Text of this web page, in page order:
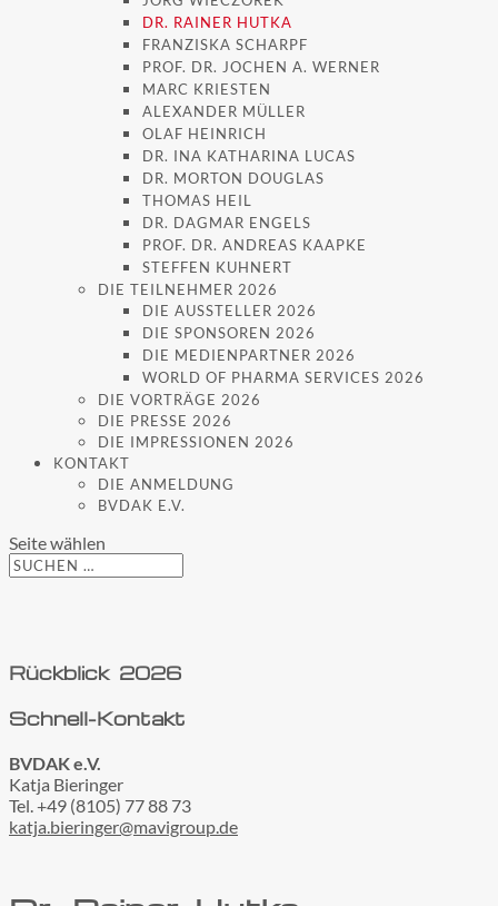
DR. RAINER HUTKA
FRANZISKA SCHARPF
PROF. DR. JOCHEN A. WERNER
MARC KRIESTEN
ALEXANDER MÜLLER
OLAF HEINRICH
DR. INA KATHARINA LUCAS
DR. MORTON DOUGLAS
THOMAS HEIL
DR. DAGMAR ENGELS
PROF. DR. ANDREAS KAAPKE
STEFFEN KUHNERT
DIE TEILNEHMER 2026
DIE AUSSTELLER 2026
DIE SPONSOREN 2026
DIE MEDIENPARTNER 2026
WORLD OF PHARMA SERVICES 2026
DIE VORTRÄGE 2026
DIE PRESSE 2026
DIE IMPRESSIONEN 2026
KONTAKT
DIE ANMELDUNG
BVDAK E.V.
Seite wählen
Rückblick 2026
Schnell-Kontakt
BVDAK e.V.
Katja Bieringer
Tel.+49 (8105) 77 88 73
katja.bieringer@mavigroup.de